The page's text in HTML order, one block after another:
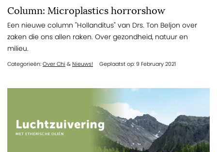
Column: Microplastics horrorshow
Een nieuwe column "Hollanditus" van Drs. Ton Beljon over
zaken die ons allen raken. Over gezondheid, natuur en
milieu.
Categorieën:Over Chi &Nieuws! Geplaatst op: 9 February 2021